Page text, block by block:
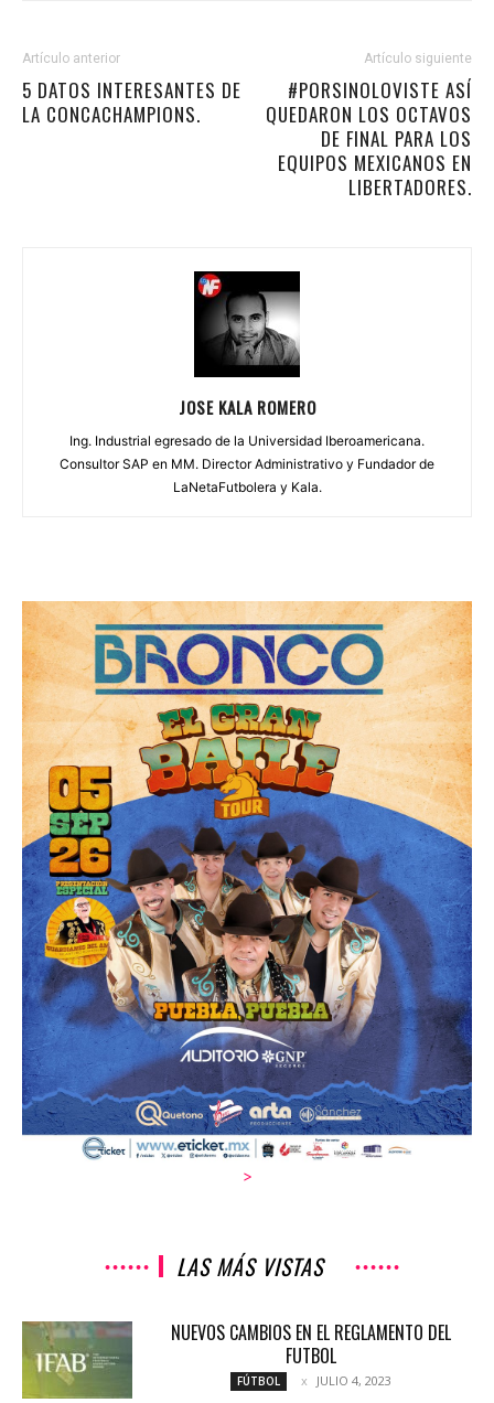
Artículo anterior
5 DATOS INTERESANTES DE
LA CONCACHAMPIONS.
Artículo siguiente
#PORSINOLOVISTE ASÍ
QUEDARON LOS OCTAVOS
DE FINAL PARA LOS
EQUIPOS MEXICANOS EN
LIBERTADORES.
JOSE KALA ROMERO
Ing. Industrial egresado de la Universidad Iberoamericana.
Consultor SAP en MM. Director Administrativo y Fundador de
LaNetaFutbolera y Kala.
>
LAS MÁS VISTAS
NUEVOS CAMBIOS EN EL REGLAMENTO DEL
FUTBOL
FÚTBOL JULIO 4, 2023